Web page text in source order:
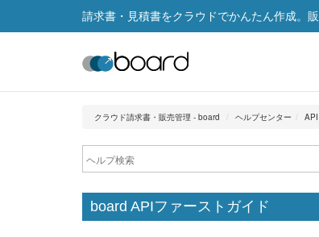
請求書・見積書をクラウドでかんたん作成。
クラウド請求書・販売管理 - board ヘルプセンター API
board APIファーストガイド